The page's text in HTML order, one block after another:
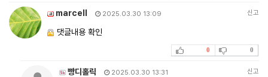
marcell 2025.03.30 13:09 신고
댓글내용 확인
0 0
빵디홀릭 2025.03.30 13:31 신고